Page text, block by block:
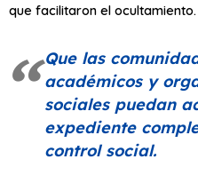
que facilitaron el ocultamiento.
Que las
académicos y
sociales puedan
expediente
control social.